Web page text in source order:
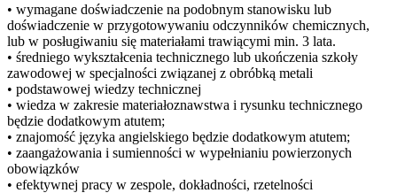
• wymagane doświadczenie na podobnym stanowisku lub
doświadczenie w przygotowywaniu odczynników chemicznych,
lub w posługiwaniu się materiałami trawiącymi min. 3 lata.
• średniego wykształcenia technicznego lub ukończenia szkoły
zawodowej w specjalności związanej z obróbką metali
• podstawowej wiedzy technicznej
• wiedza w zakresie materiałoznawstwa i rysunku technicznego
będzie dodatkowym atutem;
• znajomość języka angielskiego będzie dodatkowym atutem;
• zaangażowania i sumienności w wypełnianiu powierzonych
obowiązków
• efektywnej pracy w zespole, dokładności, rzetelności